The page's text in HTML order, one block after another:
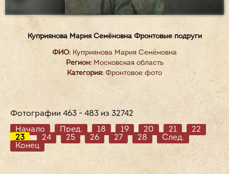
Куприянова Мария Семёновна Фронтовые подруги
ФИО: Куприянова Мария Семёновна
Регион:Московская область
Категория:Фронтовое фото
Фотографии 463 - 483 из 32742
Начало
Пред. 18 19 20 21
22
23
24 25 26 27 28
След.
Конец